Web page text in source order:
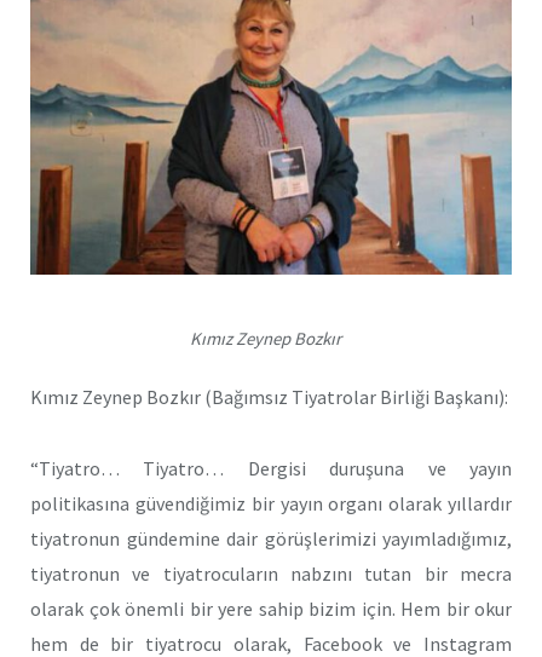
Kımız Zeynep Bozkır
Kımız Zeynep Bozkır (Bağımsız Tiyatrolar Birliği Başkanı):
“Tiyatro… Tiyatro… Dergisi duruşuna ve yayın
politikasına güvendiğimiz bir yayın organı olarak yıllardır
tiyatronun gündemine dair görüşlerimizi yayımladığımız,
tiyatronun ve tiyatrocuların nabzını tutan bir mecra
olarak çok önemli bir yere sahip bizim için. Hem bir okur
hem de bir tiyatrocu olarak, Facebook ve Instagram